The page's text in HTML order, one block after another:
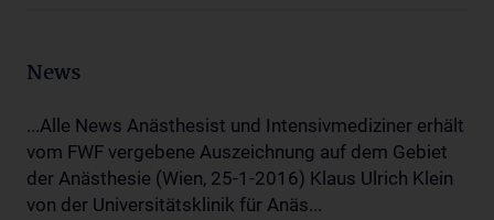
News
...Alle News Anästhesist und Intensivmediziner erhält
vom FWF vergebene Auszeichnung auf dem Gebiet
der Anästhesie (Wien, 25-1-2016) Klaus Ulrich Klein
von der Universitätsklinik für Anäs...